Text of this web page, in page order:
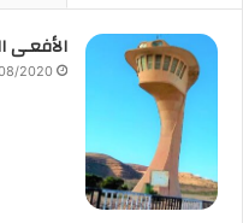
الأفعـى
2020